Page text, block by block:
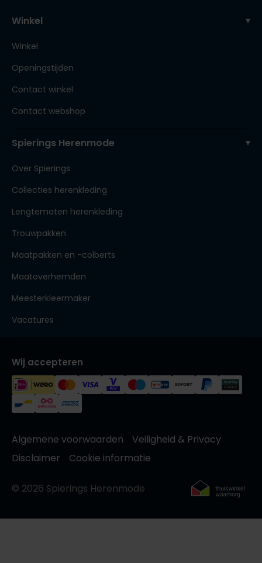
Winkel
Winkel
Openingstijden
Contact winkel
Contact webshop
Spierings Herenmode
Over Spierings
Collecties herenkleding
Lengtematen herenkleding
Trouwpakken
Maatpakken en -colberts
Maatoverhemden
Meesterkleermaker
Vacatures
Wij accepteren
Algemene voorwaarden
Veiligheid & Privacy
Disclaimer
Cookie informatie
© 2026 Spierings Herenmode